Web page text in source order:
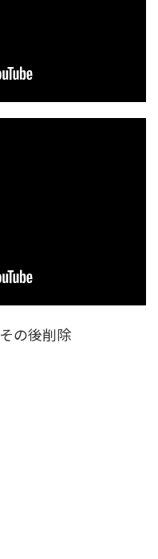
その後削除